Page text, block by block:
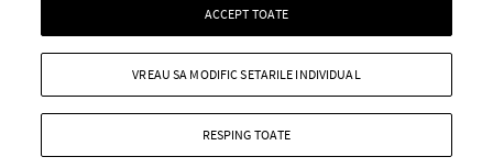
Copyright © 2026 Ringier Romania SRL
ACCEPT TOATE
RESPING TOATE
VREAU SA MODIFIC SETARILE INDIVIDUAL